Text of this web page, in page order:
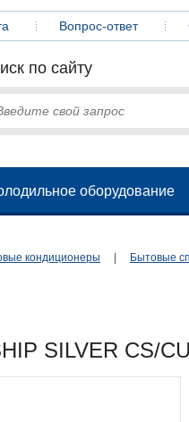
Вопрос-ответ
по сайту
оборудование
кондиционеры Бытовые
SILVER CS/